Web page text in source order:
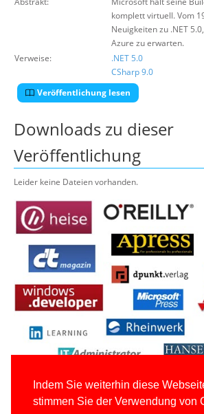
Indem Sie weiterhin diese
stimmen Sie der Verwendung von
komplett virtuell. Vom
Neuigkeiten zu .NET
Azure zu erwarten.
Verweise:
.NET 5.0
CSharp 9.0
Veröffentlichung lesen
Downloads zu dieser
Veröffentlichung
Leider keine Dateien vorhanden.